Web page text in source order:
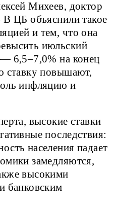
Михеев, доктор
В ЦБ объяснили такое
и тем, что она
июльский
6,5–7,0% на конец
ставку повышают,
инфляцию и
высокие ставки
последствия:
населения падает
замедляются,
высокими
банковским